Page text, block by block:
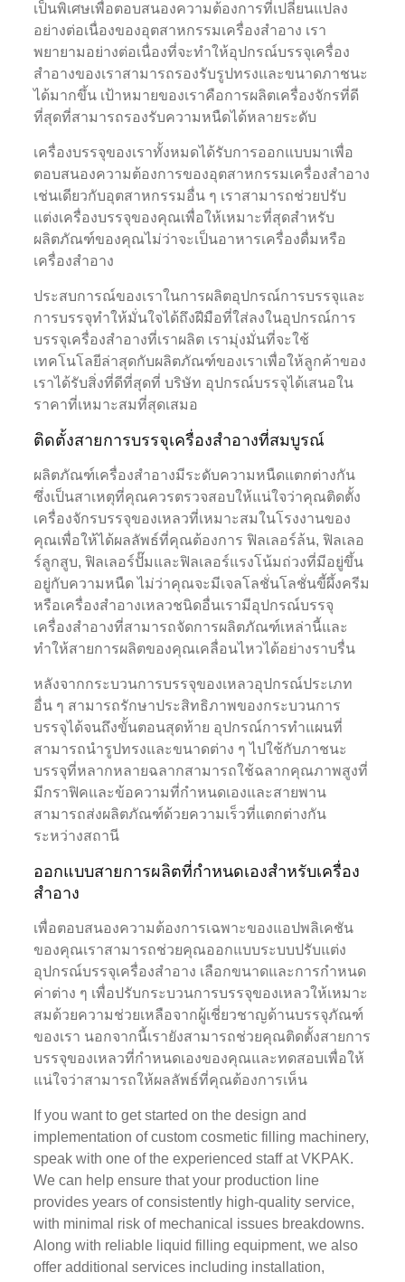
เป็นพิเศษเพื่อตอบสนองความต้องการที่เปลี่ยนแปลง
อย่างต่อเนื่องของอุตสาหกรรมเครื่องสำอาง เรา
พยายามอย่างต่อเนื่องที่จะทำให้อุปกรณ์บรรจุเครื่อง
สำอางของเราสามารถรองรับรูปทรงและขนาดภาชนะ
ได้มากขึ้น เป้าหมายของเราคือการผลิตเครื่องจักรที่ดี
ที่สุดที่สามารถรองรับความหนืดได้หลายระดับ
เครื่องบรรจุของเราทั้งหมดได้รับการออกแบบมาเพื่อ
ตอบสนองความต้องการของอุตสาหกรรมเครื่องสำอาง
เช่นเดียวกับอุตสาหกรรมอื่น ๆ เราสามารถช่วยปรับ
แต่งเครื่องบรรจุของคุณเพื่อให้เหมาะที่สุดสำหรับ
ผลิตภัณฑ์ของคุณไม่ว่าจะเป็นอาหารเครื่องดื่มหรือ
เครื่องสำอาง
ประสบการณ์ของเราในการผลิตอุปกรณ์การบรรจุและ
การบรรจุทำให้มั่นใจได้ถึงฝีมือที่ใส่ลงในอุปกรณ์การ
บรรจุเครื่องสำอางที่เราผลิต เรามุ่งมั่นที่จะใช้
เทคโนโลยีล่าสุดกับผลิตภัณฑ์ของเราเพื่อให้ลูกค้าของ
เราได้รับสิ่งที่ดีที่สุดที่ บริษัท อุปกรณ์บรรจุได้เสนอใน
ราคาที่เหมาะสมที่สุดเสมอ
ติดตั้งสายการบรรจุเครื่องสำอางที่สมบูรณ์
ผลิตภัณฑ์เครื่องสำอางมีระดับความหนืดแตกต่างกัน
ซึ่งเป็นสาเหตุที่คุณควรตรวจสอบให้แน่ใจว่าคุณติดตั้ง
เครื่องจักรบรรจุของเหลวที่เหมาะสมในโรงงานของ
คุณเพื่อให้ได้ผลลัพธ์ที่คุณต้องการ ฟิลเลอร์ล้น, ฟิลเลอ
ร์ลูกสูบ, ฟิลเลอร์ปั๊มและฟิลเลอร์แรงโน้มถ่วงที่มีอยู่ขึ้น
อยู่กับความหนืด ไม่ว่าคุณจะมีเจลโลชั่นโลชั่นขี้ผึ้งครีม
หรือเครื่องสำอางเหลวชนิดอื่นเรามีอุปกรณ์บรรจุ
เครื่องสำอางที่สามารถจัดการผลิตภัณฑ์เหล่านี้และ
ทำให้สายการผลิตของคุณเคลื่อนไหวได้อย่างราบรื่น
หลังจากกระบวนการบรรจุของเหลวอุปกรณ์ประเภท
อื่น ๆ สามารถรักษาประสิทธิภาพของกระบวนการ
บรรจุได้จนถึงขั้นตอนสุดท้าย อุปกรณ์การทำแผนที่
สามารถนำรูปทรงและขนาดต่าง ๆ ไปใช้กับภาชนะ
บรรจุที่หลากหลายฉลากสามารถใช้ฉลากคุณภาพสูงที่
มีกราฟิคและข้อความที่กำหนดเองและสายพาน
สามารถส่งผลิตภัณฑ์ด้วยความเร็วที่แตกต่างกัน
ระหว่างสถานี
ออกแบบสายการผลิตที่กำหนดเองสำหรับเครื่อง
สำอาง
เพื่อตอบสนองความต้องการเฉพาะของแอปพลิเคชัน
ของคุณเราสามารถช่วยคุณออกแบบระบบปรับแต่ง
อุปกรณ์บรรจุเครื่องสำอาง เลือกขนาดและการกำหนด
ค่าต่าง ๆ เพื่อปรับกระบวนการบรรจุของเหลวให้เหมาะ
สมด้วยความช่วยเหลือจากผู้เชี่ยวชาญด้านบรรจุภัณฑ์
ของเรา นอกจากนี้เรายังสามารถช่วยคุณติดตั้งสายการ
บรรจุของเหลวที่กำหนดเองของคุณและทดสอบเพื่อให้
แน่ใจว่าสามารถให้ผลลัพธ์ที่คุณต้องการเห็น
If you want to get started on the design and
implementation of custom cosmetic filling machinery,
speak with one of the experienced staff at VKPAK.
We can help ensure that your production line
provides years of consistently high-quality service,
with minimal risk of mechanical issues breakdowns.
Along with reliable liquid filling equipment, we also
offer additional services including installation,